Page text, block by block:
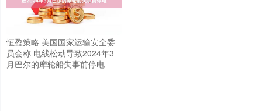
恒盈策略 美国国家运输安全委
员会称 电线松动导致2024年3
月巴尔的摩轮船失事前停电